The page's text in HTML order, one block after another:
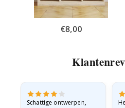
Special
Price
€8,00
Schattige ontwerpen,